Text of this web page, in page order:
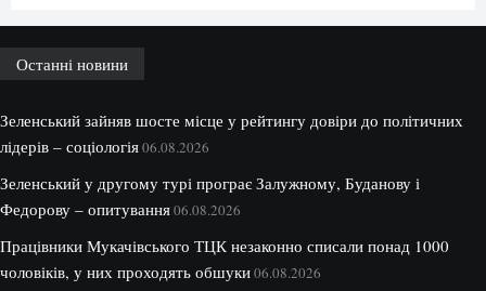
Останні новини
Зеленський зайняв шосте місце у рейтингу довіри до політичних
лідерів – соціологія06.08.2026
Зеленський у другому турі програє Залужному, Буданову і
Федорову – опитування06.08.2026
Працівники Мукачівського ТЦК незаконно списали понад 1000
чоловіків, у них проходять обшуки06.08.2026